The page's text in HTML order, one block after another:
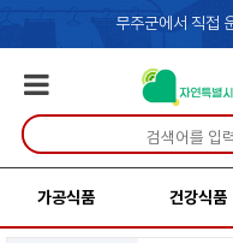
무주군에서 직접
가공식품 건강식품